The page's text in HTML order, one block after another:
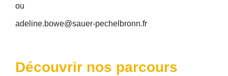
ou
adeline.bowe@sauer-pechelbronn.fr
Découvrir nos parcours